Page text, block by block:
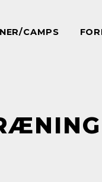
CAMPS